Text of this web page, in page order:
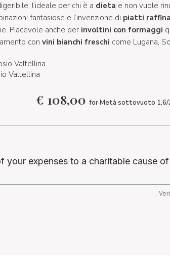
l’ideale per chi è a dieta e non vuole
fantasiose e l’invenzione di piatti
Piacevole anche per involtini con formaggi
con vini bianchi freschi come Lugana,
Valtellina
Valtellina
€ 108,00 for Metà sottovuoto 1,6/
expenses to a charitable cause